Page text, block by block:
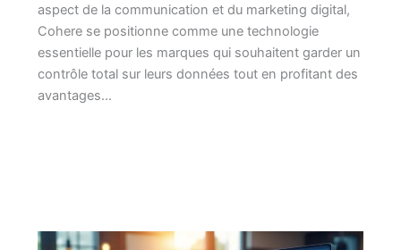
aspect de la communication et du marketing digital,
Cohere se positionne comme une technologie
essentielle pour les marques qui souhaitent garder un
contrôle total sur leurs données tout en profitant des
avantages…